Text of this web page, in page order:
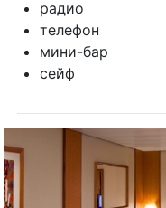
радио
телефон
мини-бар
сейф